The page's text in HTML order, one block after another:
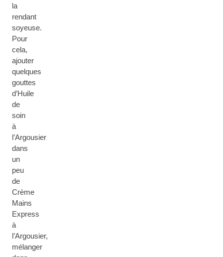
la
rendant
soyeuse.
Pour
cela,
ajouter
quelques
gouttes
d’Huile
de
soin
à
l’Argousier
dans
un
peu
de
Crème
Mains
Express
à
l’Argousier,
mélanger